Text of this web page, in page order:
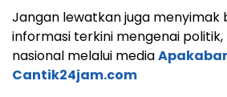
Jangan lewatkan juga menyimak
informasi terkini mengenai politik,
nasional melalui media
Cantik24jam.com